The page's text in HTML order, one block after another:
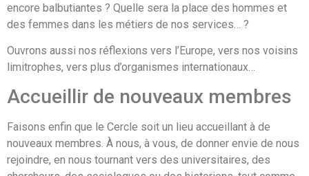
encore balbutiantes ? Quelle sera la place des hommes et
des femmes dans les métiers de nos services… ?
Ouvrons aussi nos réflexions vers l’Europe, vers nos voisins
limitrophes, vers plus d’organismes internationaux…
Accueillir de nouveaux membres
Faisons enfin que le Cercle soit un lieu accueillant à de
nouveaux membres. À nous, à vous, de donner envie de nous
rejoindre, en nous tournant vers des universitaires, des